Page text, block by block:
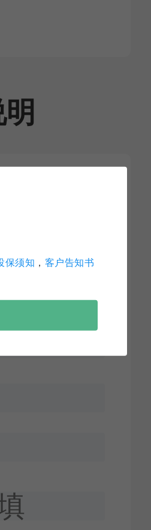
保须知
客户告知书